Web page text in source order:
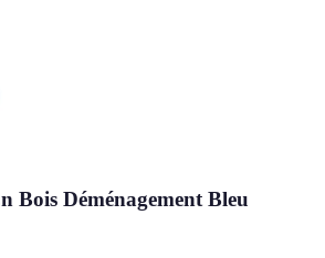
Bois Déménagement Bleu